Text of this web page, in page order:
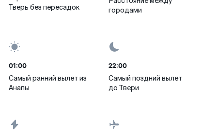
Тверь без пересадок
городами
01:00
Самый ранний вылет из
Анапы
22:00
Самый поздний вылет
до Твери